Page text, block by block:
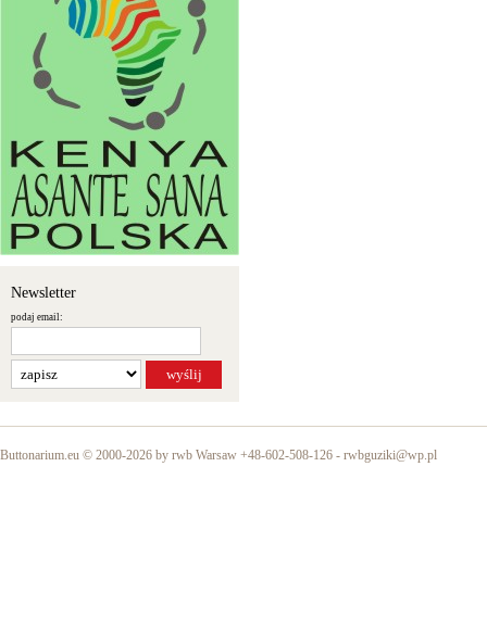
Newsletter
podaj email:
Buttonarium.eu © 2000-2026 by rwb Warsaw +48-602-508-126 - rwbguziki@wp.pl